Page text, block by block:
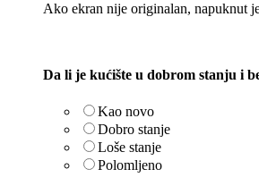
Ako ekran nije originalan, napuknut
Da li je kućište u dobrom stanju i
Kao novo
Dobro stanje
Loše stanje
Polomljeno